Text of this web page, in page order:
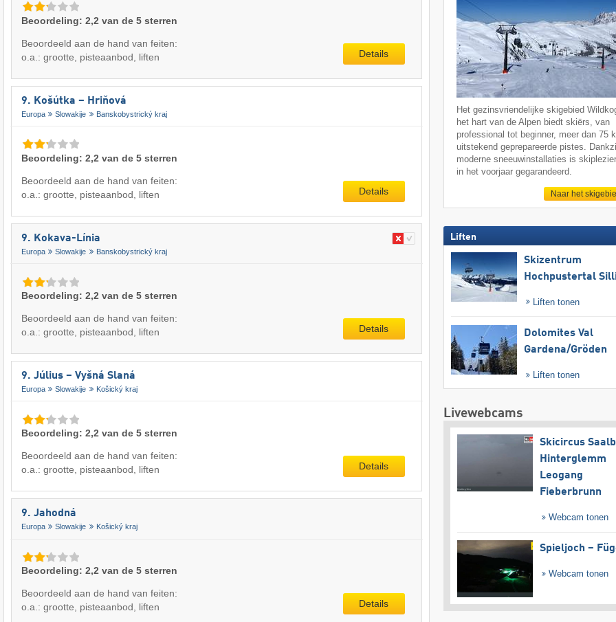
Beoordeling: 2,2 van de 5 sterren
Beoordeeld aan de hand van feiten:
o.a.: grootte, pisteaanbod, liften
Details
9. Košútka – Hriňová
Europa Slowakije Banskobystrický kraj
Beoordeling: 2,2 van de 5 sterren
Beoordeeld aan de hand van feiten:
o.a.: grootte, pisteaanbod, liften
Details
9. Kokava-Línia
Europa Slowakije Banskobystrický kraj
Beoordeling: 2,2 van de 5 sterren
Beoordeeld aan de hand van feiten:
o.a.: grootte, pisteaanbod, liften
Details
9. Július – Vyšná Slaná
Europa Slowakije Košický kraj
Beoordeling: 2,2 van de 5 sterren
Beoordeeld aan de hand van feiten:
o.a.: grootte, pisteaanbod, liften
Details
9. Jahodná
Europa Slowakije Košický kraj
Beoordeling: 2,2 van de 5 sterren
Beoordeeld aan de hand van feiten:
o.a.: grootte, pisteaanbod, liften
Details
Het gezinsvriendelijke skigebied
het hart van de Alpen biedt skiërs, van
professional tot beginner, meer dan 75
uitstekend geprepareerde pistes.
moderne sneeuwinstallaties is
in het voorjaar gegarandeerd.
Naar het
Liften
Skizentrum
Hochpustertal
Liften tonen
Dolomites Val
Gardena/​Gröden
Liften tonen
Livewebcams
Skicircus
Hinterglemm
Leogang
Fieberbrunn
Webcam tonen
Spieljoch –
Webcam tonen